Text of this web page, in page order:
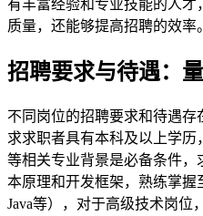
有丰富经验和专业技能的人
质量，还能够提高招聘的效率。
招聘要求与待遇：
不同岗位的招聘要求和待遇
求求职者具有本科及以上学
等相关专业背景是必备条件
本原理和开发框架，熟练掌握
Java等），对于高级技术岗位